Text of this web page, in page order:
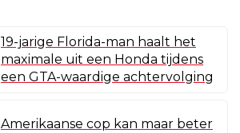
19-jarige Florida-man haalt het
maximale uit een Honda tijdens
een GTA-waardige achtervolging
Amerikaanse cop kan maar beter